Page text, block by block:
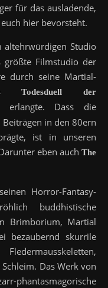
für das ausladende,
hier bevorsteht.
altehrwürdigen Studio
größte Filmstudio der
durch seine Martial-
Todesduell der
erlangte. Dass die
in den 80ern
ist in unseren
eben auch The
Horror-Fantasy-
buddhistische
Brimborium, Martial
bezaubernd skurrile
Das Werk von